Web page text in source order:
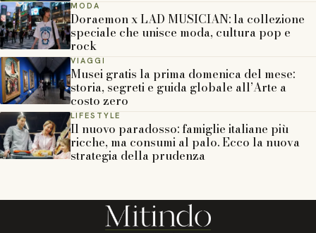
MODA
Doraemon x LAD MUSICIAN: la collezione
speciale che unisce moda, cultura pop e
rock
VIAGGI
Musei gratis la prima domenica del mese:
storia, segreti e guida globale all’Arte a
costo zero
LIFESTYLE
Il nuovo paradosso: famiglie italiane più
ricche, ma consumi al palo. Ecco la nuova
strategia della prudenza